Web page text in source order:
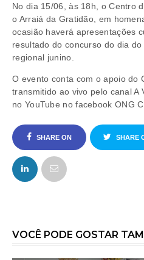
No dia 15/06, às 18h, o Centro
o Arraiá da Gratidão, em
ocasião haverá apresentações
resultado do concurso do dia
regional junino.
O evento conta com o apoio do
transmitido ao vivo pelo canal A
no YouTube no facebook ONG
SHARE ON
FACEBOOK
SHARE
VOCÊ PODE GOSTAR